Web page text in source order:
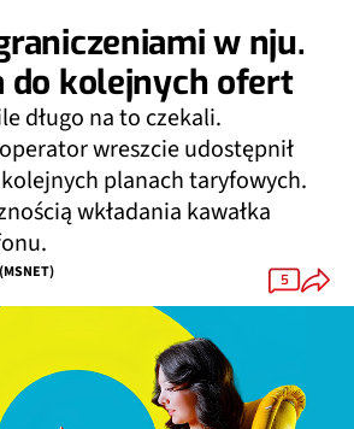
w nju.
do kolejnych ofert
długo na to czekali.
wreszcie udostępnił
planach taryfowych.
wkładania kawałka
5